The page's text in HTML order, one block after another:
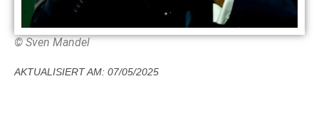
© Sven Mandel
AKTUALISIERT AM: 07/05/2025